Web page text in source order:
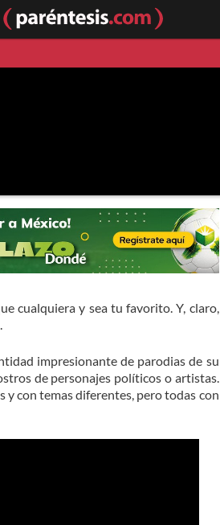
cualquiera y sea tu favorito. Y, claro,
impresionante de parodias de su
de personajes políticos o artistas.
y con temas diferentes, pero todas con